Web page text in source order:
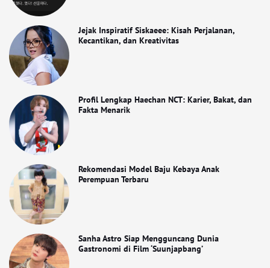
Jejak Inspiratif Siskaeee: Kisah Perjalanan,
Kecantikan, dan Kreativitas
Profil Lengkap Haechan NCT: Karier, Bakat, dan
Fakta Menarik
Rekomendasi Model Baju Kebaya Anak
Perempuan Terbaru
Sanha Astro Siap Mengguncang Dunia
Gastronomi di Film ‘Suunjapbang’